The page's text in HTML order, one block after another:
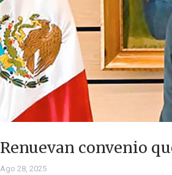
Renuevan convenio
Ago 28, 2025